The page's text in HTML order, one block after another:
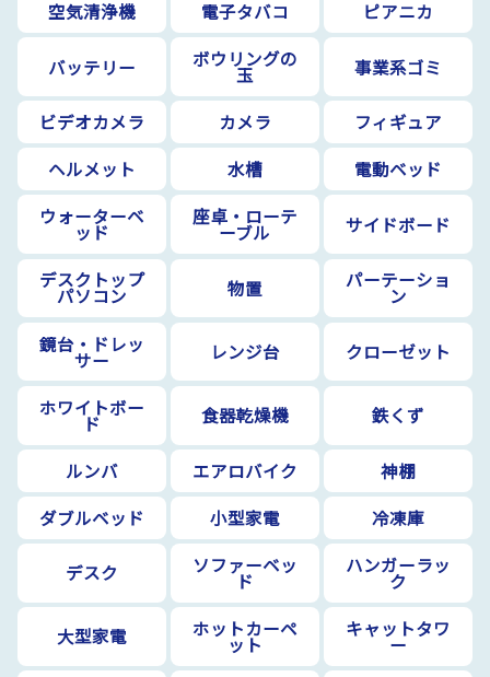
空気清浄機
電子タバコ ピアニカ
バッテリー ボウリングの
玉 事業系ゴミ
ビデオカメラ カメラ
フィギュア
ヘルメット
水槽
電動ベッド
ウォーターベ
ッド
座卓・ローテ
ーブル サイドボード
デスクトップ
パソコン 物置 パーテーショ
ン
鏡台・ドレッ
サー レンジ台 クローゼット
ホワイトボー
ド 食器乾燥機 鉄くず
ルンバ エアロバイク
神棚
ダブルベッド
小型家電 冷凍庫
デスク ソファーベッ
ド
ハンガーラッ
ク
大型家電 ホットカーペ
ット
キャットタワ
ー